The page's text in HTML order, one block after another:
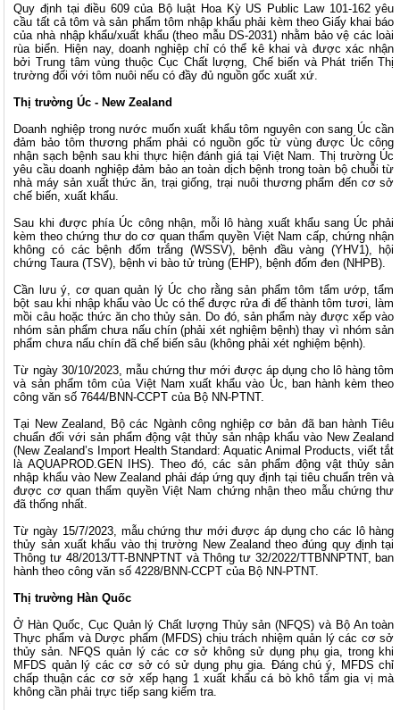
Quy định tại điều 609 của Bộ luật Hoa Kỳ US Public Law 101-162 yêu
cầu tất cả tôm và sản phẩm tôm nhập khẩu phải kèm theo Giấy khai báo
của nhà nhập khẩu/xuất khẩu (theo mẫu DS-2031) nhằm bảo vệ các loài
rùa biển. Hiện nay, doanh nghiệp chỉ có thể kê khai và được xác nhận
bởi Trung tâm vùng thuộc Cục Chất lượng, Chế biến và Phát triển Thị
trường đối với tôm nuôi nếu có đầy đủ nguồn gốc xuất xứ.
Thị trường Úc - New Zealand
Doanh nghiệp trong nước muốn xuất khẩu tôm nguyên con sang Úc cần
đảm bảo tôm thương phẩm phải có nguồn gốc từ vùng được Úc công
nhận sạch bệnh sau khi thực hiện đánh giá tại Việt Nam. Thị trường Úc
yêu cầu doanh nghiệp đảm bảo an toàn dịch bệnh trong toàn bộ chuỗi từ
nhà máy sản xuất thức ăn, trại giống, trại nuôi thương phẩm đến cơ sở
chế biến, xuất khẩu.
Sau khi được phía Úc công nhận, mỗi lô hàng xuất khẩu sang Úc phải
kèm theo chứng thư do cơ quan thẩm quyền Việt Nam cấp, chứng nhận
không có các bệnh đốm trắng (WSSV), bệnh đầu vàng (YHV1), hội
chứng Taura (TSV), bệnh vi bào tử trùng (EHP), bệnh đốm đen (NHPB).
Cần lưu ý, cơ quan quản lý Úc cho rằng sản phẩm tôm tẩm ướp, tẩm
bột sau khi nhập khẩu vào Úc có thể được rửa đi để thành tôm tươi, làm
mồi câu hoặc thức ăn cho thủy sản. Do đó, sản phẩm này được xếp vào
nhóm sản phẩm chưa nấu chín (phải xét nghiệm bệnh) thay vì nhóm sản
phẩm chưa nấu chín đã chế biến sâu (không phải xét nghiệm bệnh).
Từ ngày 30/10/2023, mẫu chứng thư mới được áp dụng cho lô hàng tôm
và sản phẩm tôm của Việt Nam xuất khẩu vào Úc, ban hành kèm theo
công văn số 7644/BNN-CCPT của Bộ NN-PTNT.
Tại New Zealand, Bộ các Ngành công nghiệp cơ bản đã ban hành Tiêu
chuẩn đối với sản phẩm động vật thủy sản nhập khẩu vào New Zealand
(New Zealand’s Import Health Standard: Aquatic Animal Products, viết tắt
là AQUAPROD.GEN IHS). Theo đó, các sản phẩm động vật thủy sản
nhập khẩu vào New Zealand phải đáp ứng quy định tại tiêu chuẩn trên và
được cơ quan thẩm quyền Việt Nam chứng nhận theo mẫu chứng thư
đã thống nhất.
Từ ngày 15/7/2023, mẫu chứng thư mới được áp dụng cho các lô hàng
thủy sản xuất khẩu vào thị trường New Zealand theo đúng quy định tại
Thông tư 48/2013/TT-BNNPTNT và Thông tư 32/2022/TTBNNPTNT, ban
hành theo công văn số 4228/BNN-CCPT của Bộ NN-PTNT.
Thị trường Hàn Quốc
Ở Hàn Quốc, Cục Quản lý Chất lượng Thủy sản (NFQS) và Bộ An toàn
Thực phẩm và Dược phẩm (MFDS) chịu trách nhiệm quản lý các cơ sở
thủy sản. NFQS quản lý các cơ sở không sử dụng phụ gia, trong khi
MFDS quản lý các cơ sở có sử dụng phụ gia. Đáng chú ý, MFDS chỉ
chấp thuận các cơ sở xếp hạng 1 xuất khẩu cá bò khô tẩm gia vị mà
không cần phải trực tiếp sang kiểm tra.